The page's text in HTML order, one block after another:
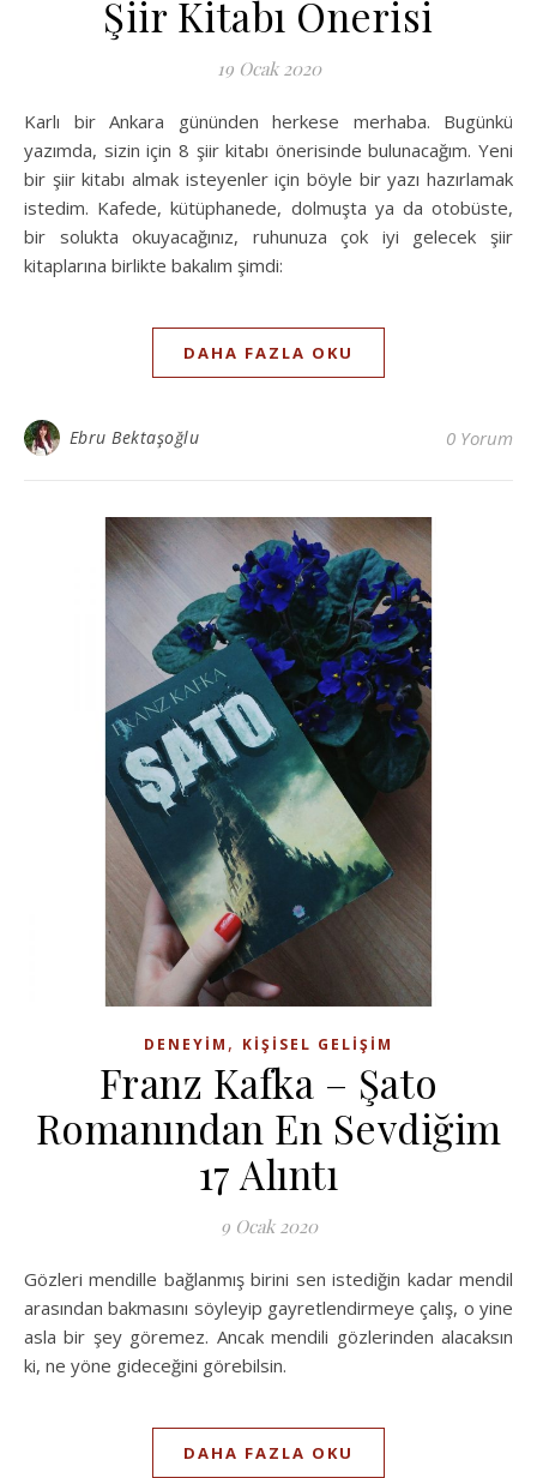
Şiir Kitabı Önerisi
19 Ocak 2020
Karlı bir Ankara gününden herkese merhaba. Bugünkü
yazımda, sizin için 8 şiir kitabı önerisinde bulunacağım. Yeni
bir şiir kitabı almak isteyenler için böyle bir yazı hazırlamak
istedim. Kafede, kütüphanede, dolmuşta ya da otobüste,
bir solukta okuyacağınız, ruhunuza çok iyi gelecek şiir
kitaplarına birlikte bakalım şimdi:
DAHA FAZLA OKU
Ebru Bektaşoğlu 0 Yorum
DENEYIM , KIŞISEL GELIŞIM
Franz Kafka – Şato
Romanından En Sevdiğim
17 Alıntı
9 Ocak 2020
Gözleri mendille bağlanmış birini sen istediğin kadar mendil
arasından bakmasını söyleyip gayretlendirmeye çalış, o yine
asla bir şey göremez. Ancak mendili gözlerinden alacaksın
ki, ne yöne gideceğini görebilsin.
DAHA FAZLA OKU